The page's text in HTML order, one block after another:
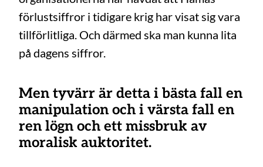
förlustsiffror i tidigare krig har visat sig vara
tillförlitliga. Och därmed ska man kunna lita
på dagens siffror.
Men tyvärr är detta i bästa fall en
manipulation och i värsta fall en
ren lögn och ett missbruk av
moralisk auktoritet.